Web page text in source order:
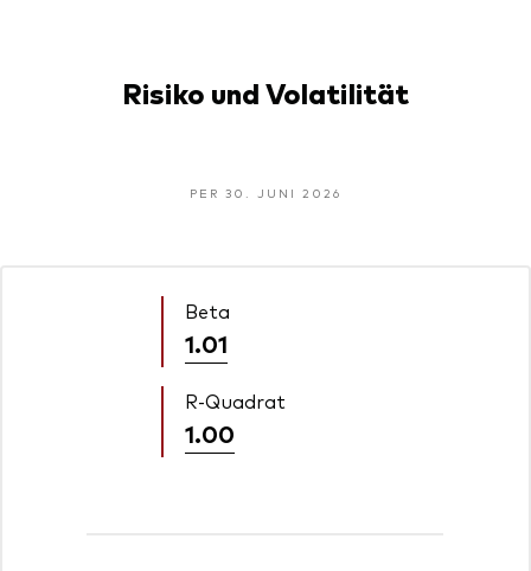
Risiko und Volatilität
PER 30. JUNI 2026
Beta
1.01
R-Quadrat
1.00